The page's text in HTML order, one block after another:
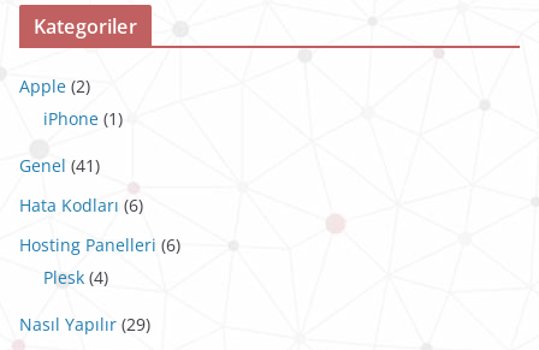
Kategoriler
Apple (2)
iPhone (1)
Genel (41)
Hata Kodları (6)
Hosting Panelleri (6)
Plesk (4)
Nasıl Yapılır (29)